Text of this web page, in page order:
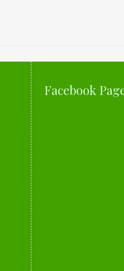
Facebook